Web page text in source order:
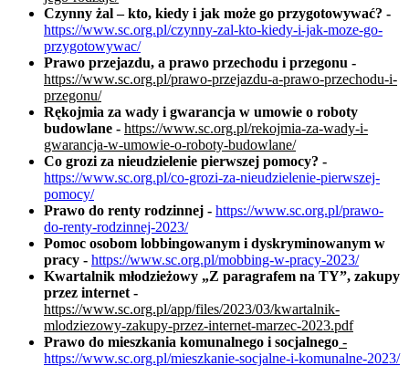
Czynny żal – kto, kiedy i jak może go przygotowywać? -
https://www.sc.org.pl/czynny-zal-kto-kiedy-i-jak-moze-go-
przygotowywac/
Prawo przejazdu, a prawo przechodu i przegonu -
https://www.sc.org.pl/prawo-przejazdu-a-prawo-przechodu-i-
przegonu/
Rękojmia za wady i gwarancja w umowie o roboty
budowlane - https://www.sc.org.pl/rekojmia-za-wady-i-
gwarancja-w-umowie-o-roboty-budowlane/
Co grozi za nieudzielenie pierwszej pomocy? -
https://www.sc.org.pl/co-grozi-za-nieudzielenie-pierwszej-
pomocy/
Prawo do renty rodzinnej - https://www.sc.org.pl/prawo-
do-renty-rodzinnej-2023/
Pomoc osobom lobbingowanym i dyskryminowanym w
pracy - https://www.sc.org.pl/mobbing-w-pracy-2023/
Kwartalnik młodzieżowy „Z paragrafem na TY”, zakupy
przez internet -
https://www.sc.org.pl/app/files/2023/03/kwartalnik-
mlodziezowy-zakupy-przez-internet-marzec-2023.pdf
Prawo do mieszkania komunalnego i socjalnego -
https://www.sc.org.pl/mieszkanie-socjalne-i-komunalne-2023/